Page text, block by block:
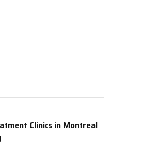
Clinics in Montreal